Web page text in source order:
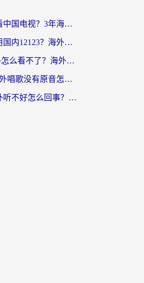
在国外怎样看中国电视？3年海外党亲测有效的追剧加速器指南
国外无法使用国内12123？海外华人必看：选对回国加速器，解决迪拜语音+12123访问难题
韩剧tv在国外怎么看不了？海外党追剧自由的终极解决方案来了
全民k歌在国外唱歌没有原音怎么办？别让地域限制毁了你的麦霸时刻
汽水音乐国外听不好怎么回事？海外党亲测有效的回国加速方案来了